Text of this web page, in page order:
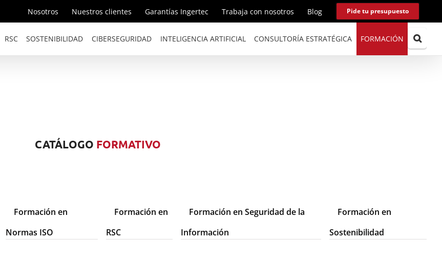
Nosotros Nuestros clientes Garantías Ingertec Trabaja con nosotros Blog Pide tu presupuesto
RSC SOSTENIBILIDAD CIBERSEGURIDAD INTELIGENCIA ARTIFICIAL CONSULTORÍA ESTRATÉGICA FORMACIÓN
CATÁLOGO FORMATIVO
Formación en
Normas ISO
Formación en
RSC
Formación en Seguridad de la
Información
Formación en
Sostenibilidad